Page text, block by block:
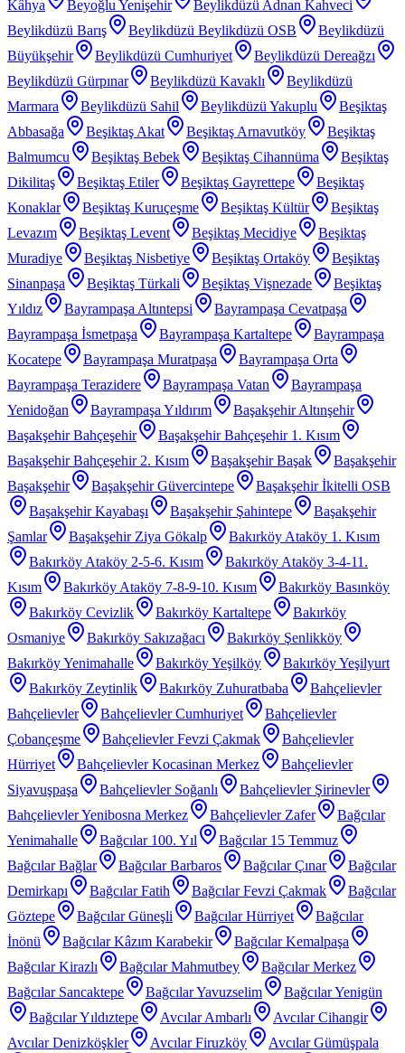
Kâhya
Beyoğlu Yenişehir
Beylikdüzü Adnan Kahveci
Beylikdüzü Barış
Beylikdüzü Beylikdüzü OSB
Beylikdüzü
Büyükşehir
Beylikdüzü Cumhuriyet
Beylikdüzü Dereağzı
Beylikdüzü Gürpınar
Beylikdüzü Kavaklı
Beylikdüzü
Marmara
Beylikdüzü Sahil Beylikdüzü Yakuplu
Beşiktaş
Abbasağa
Beşiktaş Akat Beşiktaş Arnavutköy
Beşiktaş
Balmumcu
Beşiktaş Bebek Beşiktaş Cihannüma
Beşiktaş
Dikilitaş
Beşiktaş Etiler Beşiktaş Gayrettepe
Beşiktaş
Konaklar
Beşiktaş Kuruçeşme Beşiktaş Kültür
Beşiktaş
Levazım
Beşiktaş Levent Beşiktaş Mecidiye
Beşiktaş
Muradiye
Beşiktaş Nisbetiye Beşiktaş Ortaköy
Beşiktaş
Sinanpaşa
Beşiktaş Türkali Beşiktaş Vişnezade
Beşiktaş
Yıldız
Bayrampaşa Altıntepsi
Bayrampaşa Cevatpaşa
Bayrampaşa İsmetpaşa
Bayrampaşa Kartaltepe
Bayrampaşa
Kocatepe
Bayrampaşa Muratpaşa
Bayrampaşa Orta
Bayrampaşa Terazidere
Bayrampaşa Vatan
Bayrampaşa
Yenidoğan
Bayrampaşa Yıldırım
Başakşehir Altınşehir
Başakşehir Bahçeşehir
Başakşehir Bahçeşehir 1. Kısım
Başakşehir Bahçeşehir 2. Kısım
Başakşehir Başak
Başakşehir
Başakşehir
Başakşehir Güvercintepe
Başakşehir İkitelli OSB
Başakşehir Kayabaşı
Başakşehir Şahintepe
Başakşehir
Şamlar
Başakşehir Ziya Gökalp
Bakırköy Ataköy 1. Kısım
Bakırköy Ataköy 2-5-6. Kısım
Bakırköy Ataköy 3-4-11.
Kısım
Bakırköy Ataköy 7-8-9-10. Kısım
Bakırköy Basınköy
Bakırköy Cevizlik
Bakırköy Kartaltepe
Bakırköy
Osmaniye
Bakırköy Sakızağacı
Bakırköy Şenlikköy
Bakırköy Yenimahalle
Bakırköy Yeşilköy
Bakırköy Yeşilyurt
Bakırköy Zeytinlik
Bakırköy Zuhuratbaba
Bahçelievler
Bahçelievler
Bahçelievler Cumhuriyet
Bahçelievler
Çobançeşme
Bahçelievler Fevzi Çakmak
Bahçelievler
Hürriyet
Bahçelievler Kocasinan Merkez
Bahçelievler
Siyavuşpaşa
Bahçelievler Soğanlı
Bahçelievler Şirinevler
Bahçelievler Yenibosna Merkez
Bahçelievler Zafer
Bağcılar
Yenimahalle
Bağcılar 100. Yıl
Bağcılar 15 Temmuz
Bağcılar Bağlar
Bağcılar Barbaros Bağcılar Çınar
Bağcılar
Demirkapı
Bağcılar Fatih Bağcılar Fevzi Çakmak
Bağcılar
Göztepe
Bağcılar Güneşli Bağcılar Hürriyet
Bağcılar
İnönü
Bağcılar Kâzım Karabekir
Bağcılar Kemalpaşa
Bağcılar Kirazlı
Bağcılar Mahmutbey
Bağcılar Merkez
Bağcılar Sancaktepe
Bağcılar Yavuzselim
Bağcılar Yenigün
Bağcılar Yıldıztepe
Avcılar Ambarlı
Avcılar Cihangir
Avcılar Denizköşkler
Avcılar Firuzköy Avcılar Gümüşpala